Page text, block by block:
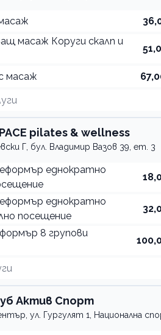
масаж Коруги скалп и
масаж
pilates & wellness
Г, бул. Владимир Вазов 39, ет. 3
еднократно
еднократно
посещение
8 групови
Актив Спорт
ул. Гургулят 1, Национална